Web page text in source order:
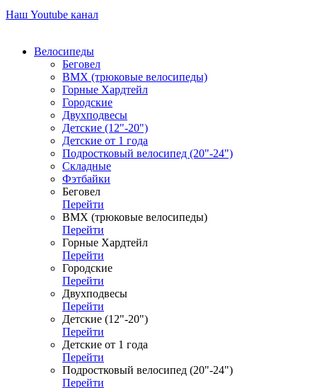
Наш Youtube канал
Велосипеды
Беговел
ВМХ (трюковые велосипеды)
Горные Хардтейл
Городские
Двухподвесы
Детские (12"-20")
Детские от 1 года
Подростковый велосипед (20"-24")
Складные
Фэтбайки
Беговел
Перейти
ВМХ (трюковые велосипеды)
Перейти
Горные Хардтейл
Перейти
Городские
Перейти
Двухподвесы
Перейти
Детские (12"-20")
Перейти
Детские от 1 года
Перейти
Подростковый велосипед (20"-24")
Перейти